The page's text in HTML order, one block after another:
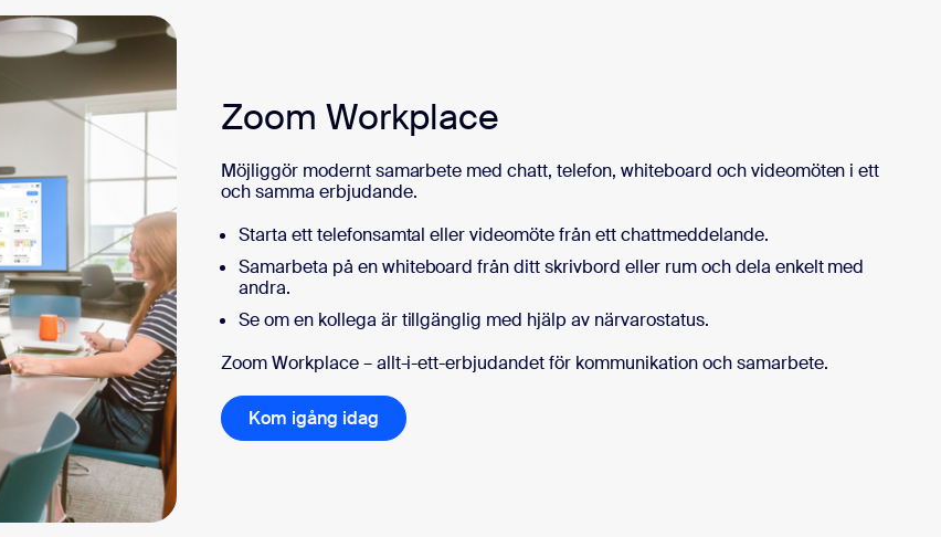
Zoom Workplace
Möjliggör modernt samarbete med chatt, telefon, whiteboard och videomöten i ett
och samma erbjudande.
Starta ett telefonsamtal eller videomöte från ett chattmeddelande.
Samarbeta på en whiteboard från ditt skrivbord eller rum och dela enkelt med
andra.
Se om en kollega är tillgänglig med hjälp av närvarostatus.
Zoom Workplace – allt-i-ett-erbjudandet för kommunikation och samarbete.
Kom igång idag Kom igång i dag